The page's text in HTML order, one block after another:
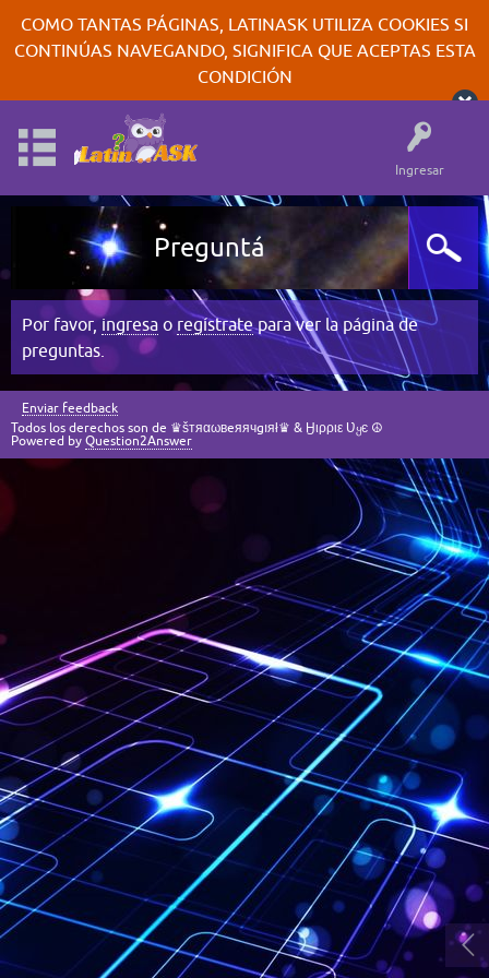
COMO TANTAS PÁGINAS, LATINASK UTILIZA COOKIES SI
CONTINÚAS NAVEGANDO, SIGNIFICA QUE ACEPTAS ESTA
CONDICIÓN
Ingresar
Preguntá
Por favor,ingresa o regístratepara ver la página de
preguntas.
Enviar feedback
Todos los derechos son de ♛šтяαωвeяячgıяł♛ & Ӈιρριε Ʋყє ☮
Powered by Question2Answer